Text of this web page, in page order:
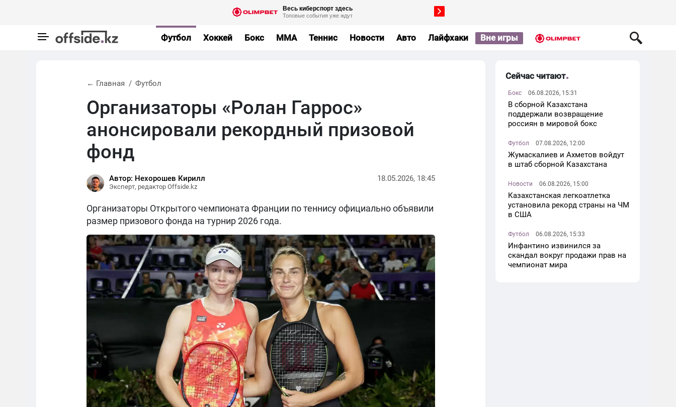
Футбол Хоккей Бокс MMA Теннис Новости Авто Лайфхаки Вне игры
← Главная Футбол
Организаторы «Ролан Гаррос»
анонсировали рекордный призовой
фонд
Автор: Нехорошев Кирилл
Эксперт, редактор Offside.kz
18.05.2026, 18:45
Организаторы Открытого чемпионата Франции по теннису официально объявили
размер призового фонда на турнир 2026 года.
Сейчас читают
Бокс 06.08.2026, 15:31
В сборной Казахстана
поддержали возвращение
россиян в мировой бокс
Футбол 07.08.2026, 12:00
Жумаскалиев и Ахметов войдут
в штаб сборной Казахстана
Новости 06.08.2026, 15:00
Казахстанская легкоатлетка
установила рекорд страны на ЧМ
в США
Футбол 06.08.2026, 15:33
Инфантино извинился за
скандал вокруг продажи прав на
чемпионат мира